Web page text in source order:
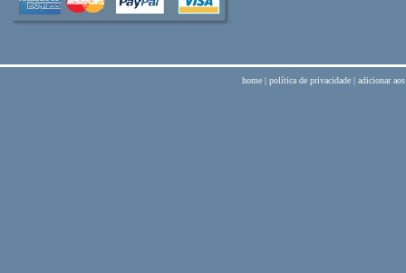
home | política de privacidade | adicionar